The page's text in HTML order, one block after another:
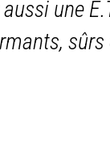
une